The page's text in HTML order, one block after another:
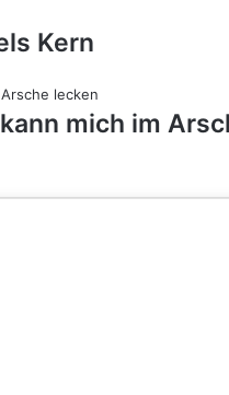
Kern
mich im